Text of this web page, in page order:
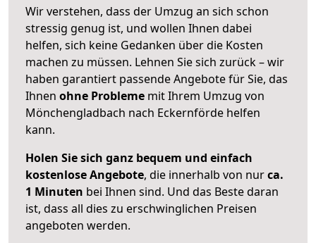
Wir verstehen, dass der Umzug an sich schon
stressig genug ist, und wollen Ihnen dabei
helfen, sich keine Gedanken über die Kosten
machen zu müssen. Lehnen Sie sich zurück – wir
haben garantiert passende Angebote für Sie, das
Ihnen ohne Probleme mit Ihrem Umzug von
Mönchengladbach nach Eckernförde helfen
kann.
Holen Sie sich ganz bequem und einfach
kostenlose Angebote, die innerhalb von nurca.
1 Minuten bei Ihnen sind. Und das Beste daran
ist, dass all dies zu erschwinglichen Preisen
angeboten werden.